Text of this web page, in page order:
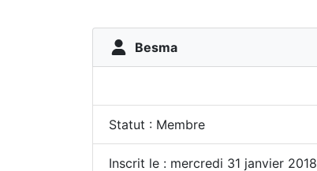
Besma
Statut : Membre
Inscrit le : mercredi 31 janvier 2018